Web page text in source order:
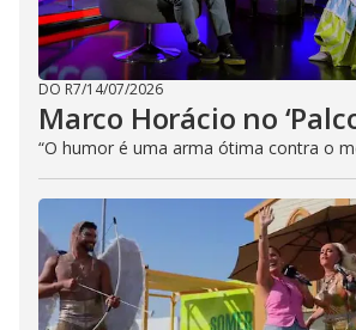
DO R7/14/07/2026
Marco Horácio no
“O humor é uma arma ótima contra o